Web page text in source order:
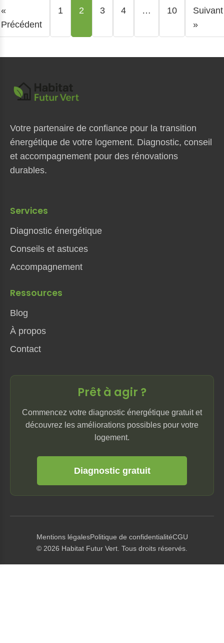
«
Précédent
1 2 3 4 … 10
Suivant
»
Votre partenaire de confiance pour la transition
énergétique de votre logement. Diagnostic, conseil
et accompagnement pour des rénovations
durables.
Services
Diagnostic énergétique
Conseils et astuces
Accompagnement
Ressources
Blog
À propos
Contact
Prêt à agir ?
Commencez votre diagnostic énergétique gratuit et
découvrez les améliorations possibles pour votre
logement.
Diagnostic gratuit
Mentions légalesPolitique de confidentialitéCGU
© 2026 Habitat Futur Vert. Tous droits réservés.